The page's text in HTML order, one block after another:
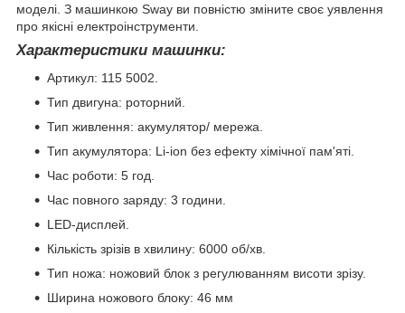
моделі. З машинкою Sway ви повністю зміните своє уявлення
про якісні електроінструменти.
Характеристики машинки:
Артикул: 115 5002.
Тип двигуна: роторний.
Тип живлення: акумулятор/ мережа.
Тип акумулятора: Li-ion без ефекту хімічної пам'яті.
Час роботи: 5 год.
Час повного заряду: 3 години.
LED-дисплей.
Кількість зрізів в хвилину: 6000 об/хв.
Тип ножа: ножовий блок з регулюванням висоти зрізу.
Ширина ножового блоку: 46 мм